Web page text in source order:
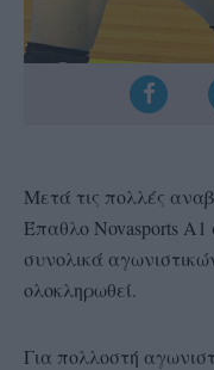
Μετά τις πολλές
Έπαθλο Novasports Α1
συνολικά
ολοκληρωθεί.
Για πολλοστή